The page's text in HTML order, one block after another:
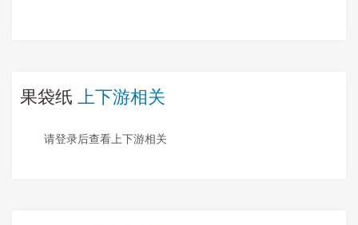
果袋纸 上下游相关
请登录后查看上下游相关